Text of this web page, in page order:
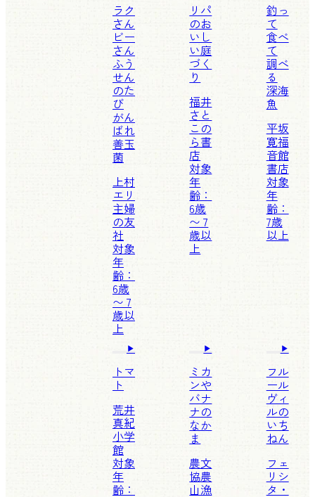
ラク
さん
ビー
さん
ふう
せん
のた
び
がん
ばれ
善玉
菌
上村
エリ
主婦
の友
社
対象
年
齢：
6歳
〜 7
歳以
上
リパ
のお
いし
い庭
づく
り
福井
さと
こ の
ら書
店
対象
年
齢：
6歳
〜 7
歳以
上
釣っ
て
食べ
て
調べ
る
深海
魚
平坂
寛福
音館
書店
対象
年
齢：
7歳
以上
トマ
ト
荒井
真紀
小学
館
対象
年
齢：
ミカ
ンや
バナ
ナの
なか
ま
農文
協農
山漁
フル
ール
ヴィ
ルの
いち
ねん
フェ
リシ
タ・